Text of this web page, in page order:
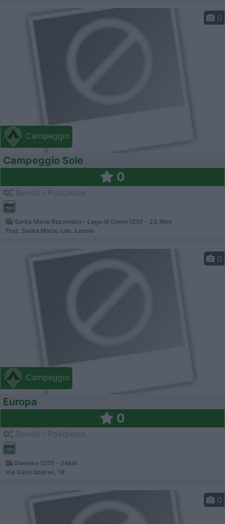
Campeggio
0
Campeggio Sole
0
Santa Maria Rezzonico - Lago di Como (CO) - 23.9km
Fraz. Santa Maria, Loc. Lancio
Campeggio
0
Europa
0
Domaso (CO) - 24km
Via Case Sparse, 16
0